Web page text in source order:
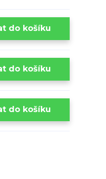
do košíku
do košíku
do košíku